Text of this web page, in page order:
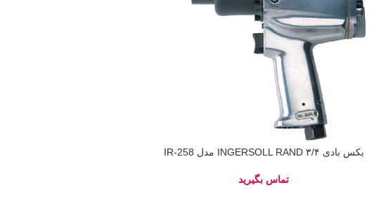
بکس بادی ۳/۴ INGERSOLL RAND مدل IR-258